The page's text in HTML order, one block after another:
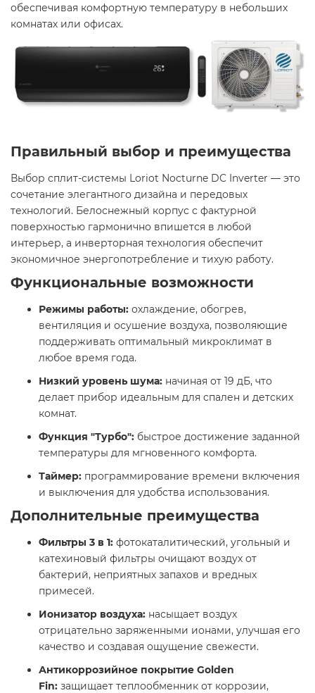
обеспечивая комфортную температуру в небольших
комнатах или офисах.
Правильный выбор и преимущества
Выбор сплит-системы Loriot Nocturne DC Inverter — это
сочетание элегантного дизайна и передовых
технологий. Белоснежный корпус с фактурной
поверхностью гармонично впишется в любой
интерьер, а инверторная технология обеспечит
экономичное энергопотребление и тихую работу.
Функциональные возможности
Режимы работы: охлаждение, обогрев,
вентиляция и осушение воздуха, позволяющие
поддерживать оптимальный микроклимат в
любое время года.
Низкий уровень шума: начиная от 19 дБ, что
делает прибор идеальным для спален и детских
комнат.
Функция "Турбо": быстрое достижение заданной
температуры для мгновенного комфорта.
Таймер: программирование времени включения
и выключения для удобства использования.
Дополнительные преимущества
Фильтры 3 в 1: фотокаталитический, угольный и
катехиновый фильтры очищают воздух от
бактерий, неприятных запахов и вредных
примесей.
Ионизатор воздуха: насыщает воздух
отрицательно заряженными ионами, улучшая его
качество и создавая ощущение свежести.
Антикоррозийное покрытие Golden
Fin: защищает теплообменник от коррозии,